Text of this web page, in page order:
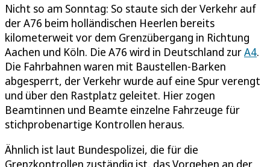
Nicht so am Sonntag: So staute sich der Verkehr auf
der A76 beim holländischen Heerlen bereits
kilometerweit vor dem Grenzübergang in Richtung
Aachen und Köln. Die A76 wird in Deutschland zurA4.
Die Fahrbahnen waren mit Baustellen-Barken
abgesperrt, der Verkehr wurde auf eine Spur verengt
und über den Rastplatz geleitet. Hier zogen
Beamtinnen und Beamte einzelne Fahrzeuge für
stichprobenartige Kontrollen heraus.
Ähnlich ist laut Bundespolizei, die für die
Grenzkontrollen zuständig ist, das Vorgehen an der